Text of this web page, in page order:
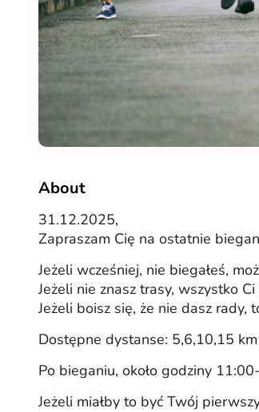
About
31.12.2025,
Zapraszam Cię na ostatnie
Jeżeli wcześniej, nie biegałeś,
Jeżeli nie znasz trasy, wszystko
Jeżeli boisz się, że nie dasz rady,
Dostępne dystanse: 5,6,10,15 km
Po bieganiu, około godziny
Jeżeli miałby to być Twój